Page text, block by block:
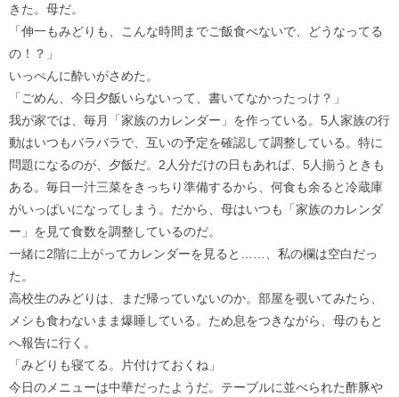
きた。母だ。
「伸一もみどりも、こんな時間までご飯食べないで、どうなってる
の！？」
いっぺんに酔いがさめた。
「ごめん、今日夕飯いらないって、書いてなかったっけ？」
我が家では、毎月「家族のカレンダー」を作っている。5人家族の行
動はいつもバラバラで、互いの予定を確認して調整している。特に
問題になるのが、夕飯だ。2人分だけの日もあれば、5人揃うときも
ある。毎日一汁三菜をきっちり準備するから、何食も余ると冷蔵庫
がいっぱいになってしまう。だから、母はいつも「家族のカレンダ
ー」を見て食数を調整しているのだ。
一緒に2階に上がってカレンダーを見ると……、私の欄は空白だっ
た。
高校生のみどりは、まだ帰っていないのか。部屋を覗いてみたら、
メシも食わないまま爆睡している。ため息をつきながら、母のもと
へ報告に行く。
「みどりも寝てる。片付けておくね」
今日のメニューは中華だったようだ。テーブルに並べられた酢豚や